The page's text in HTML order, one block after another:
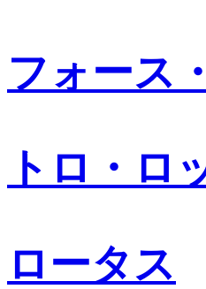
フォース
トロ・ロ
ロータス